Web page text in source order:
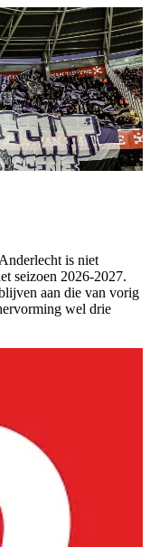
is niet
seizoen 2026-2027.
aan die van vorig
wel drie